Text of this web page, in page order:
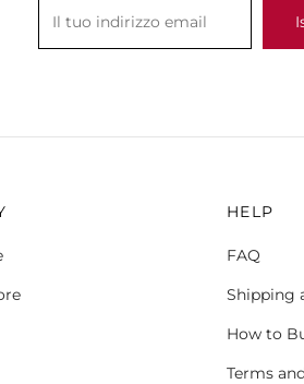
HELP
FAQ
Shipping
How to
Terms